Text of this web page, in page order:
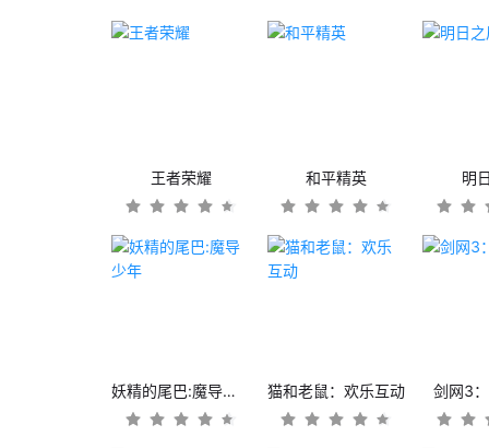
王者荣耀 和平精英 明
妖精的尾巴:魔导少年 猫和老鼠：欢乐互动 剑网3